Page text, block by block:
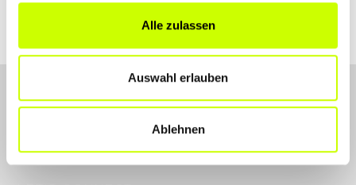
Alle zulassen
Auswahl erlauben
Ablehnen